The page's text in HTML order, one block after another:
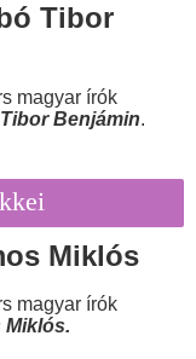
Tibor
magyar írók
Benjámin.
Miklós
magyar írók
Miklós.